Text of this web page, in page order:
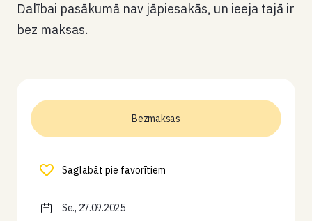
Dalībai pasākumā nav jāpiesakās, un ieeja tajā ir
bez maksas.
Bezmaksas
Saglabāt pie favorītiem
Se., 27.09.2025